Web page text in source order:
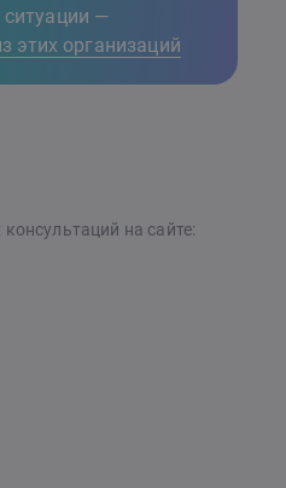
—
этих организаций
на сайте: